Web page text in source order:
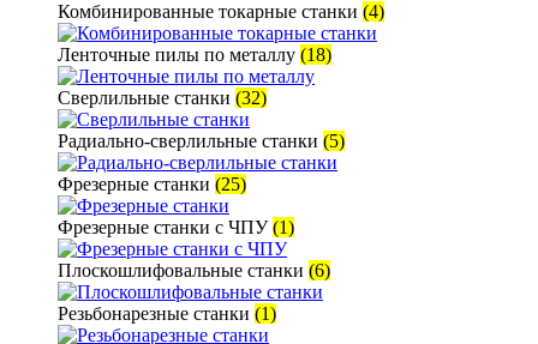
Комбинированные токарные станки (4)
Ленточные пилы по металлу (18)
Сверлильные станки (32)
Радиально-сверлильные станки (5)
Фрезерные станки (25)
Фрезерные станки с ЧПУ(1)
Плоскошлифовальные станки (6)
Резьбонарезные станки (1)